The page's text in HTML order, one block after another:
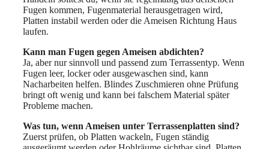
Fugen kommen, Fugenmaterial herausgetragen wird,
Platten instabil werden oder die Ameisen Richtung Haus
laufen.
Kann man Fugen gegen Ameisen abdichten?
Ja, aber nur sinnvoll und passend zum Terrassentyp. Wenn
Fugen leer, locker oder ausgewaschen sind, kann
Nacharbeiten helfen. Blindes Zuschmieren ohne Prüfung
bringt oft wenig und kann bei falschem Material später
Probleme machen.
Was tun, wenn Ameisen unter Terrassenplatten sind?
Zuerst prüfen, ob Platten wackeln, Fugen ständig